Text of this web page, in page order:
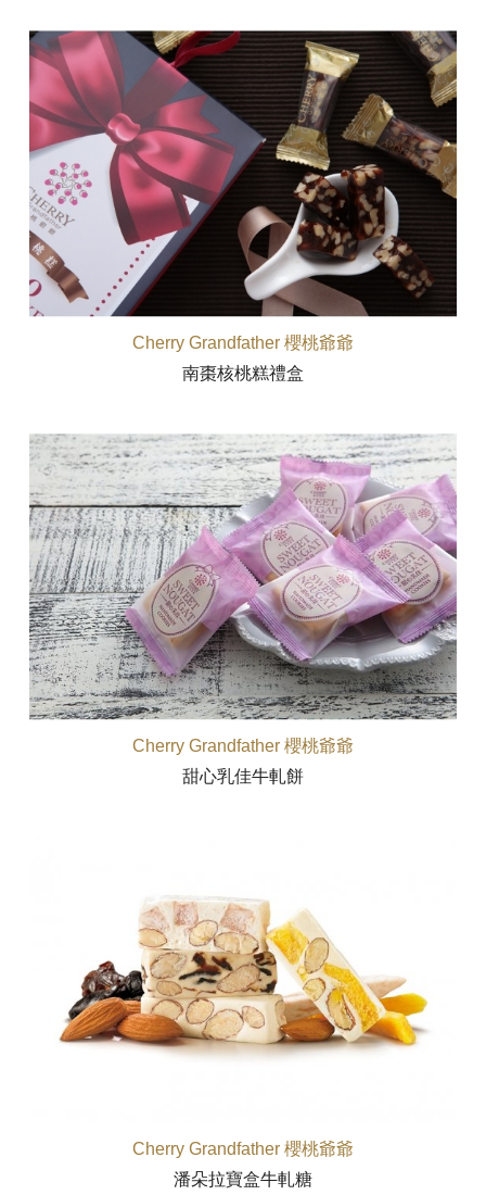
Cherry Grandfather 櫻桃爺爺
南棗核桃糕禮盒
Cherry Grandfather 櫻桃爺爺
甜心乳佳牛軋餅
Cherry Grandfather 櫻桃爺爺
潘朵拉寶盒牛軋糖